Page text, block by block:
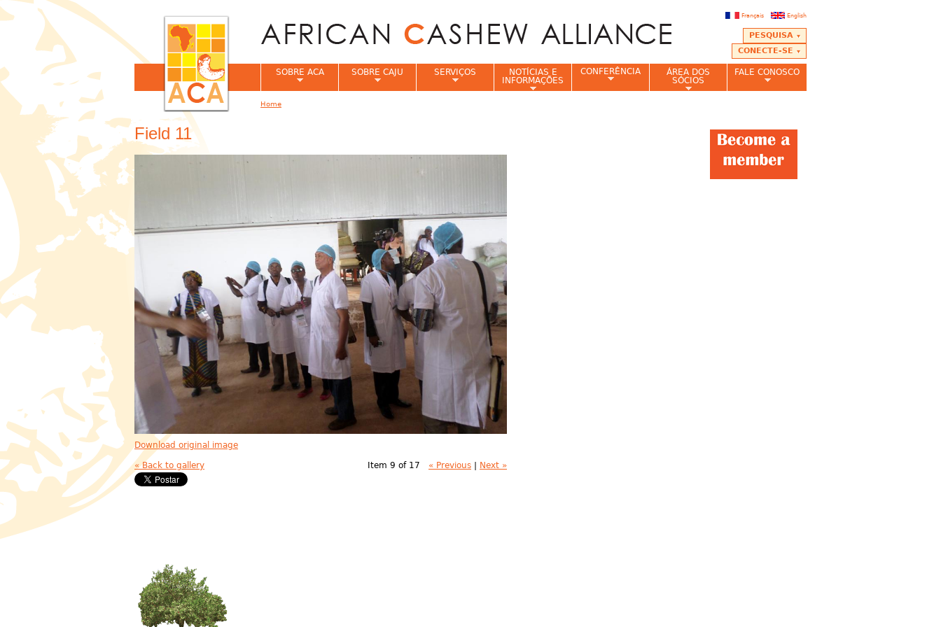
English
Français
PESQUISA
CONECTE-SE
Field 11
Download original image
« Back to gallery Item 9 of 17 « Previous Next »
SOBRE ACA SOBRE CAJU SERVIÇOS
NOTÍCIAS E
INFORMAÇÕES
CONFERÊNCIA
ÁREA DOS
SÓCIOS
FALE CONOSCO
Home